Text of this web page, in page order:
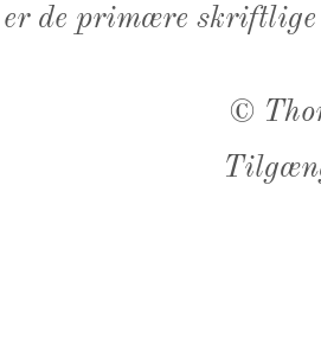
er de primære
©